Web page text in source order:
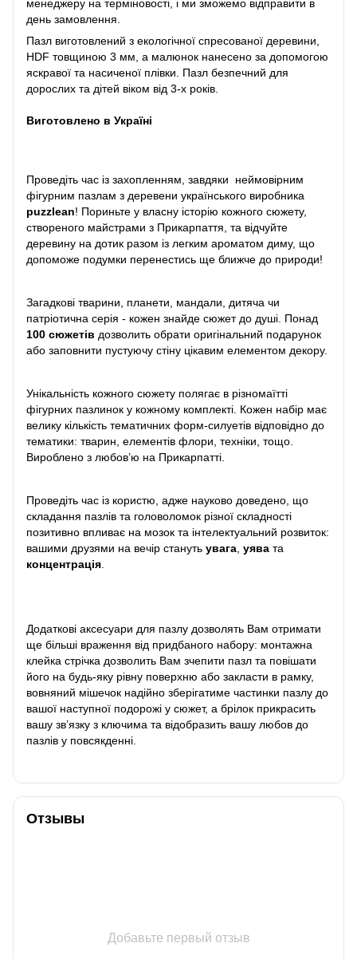
менеджеру на терміновості, і ми зможемо відправити в
день замовлення.
Пазл виготовлений з екологічної спресованої деревини,
HDF товщиною 3 мм, а малюнок нанесено за допомогою
яскравої та насиченої плівки. Пазл безпечний для
дорослих та дітей віком від 3-х років.
Виготовлено в Україні
Проведіть час із захопленням, завдяки неймовірним
фігурним пазлам з деревени українського виробника
puzzlean! Пориньте у власну історію кожного сюжету,
створеного майстрами з Прикарпаття, та відчуйте
деревину на дотик разом із легким ароматом диму, що
допоможе подумки перенестись ще ближче до природи!
Загадкові тварини, планети, мандали, дитяча чи
патріотична серія - кожен знайде сюжет до душі. Понад
100 сюжетів дозволить обрати оригінальний подарунок
або заповнити пустуючу стіну цікавим елементом декору.
Унікальність кожного сюжету полягає в різномаїтті
фігурних пазлинок у кожному комплекті. Кожен набір має
велику кількість тематичних форм-силуетів відповідно до
тематики: тварин, елементів флори, техніки, тощо.
Вироблено з любов’ю на Прикарпатті.
Проведіть час із користю, адже науково доведено, що
складання пазлів та головоломок різної складності
позитивно впливає на мозок та інтелектуальний розвиток:
вашими друзями на вечір стануть увага уява та
концентрація
Додаткові аксесуари для пазлу дозволять Вам отримати
ще більші враження від придбаного набору: монтажна
клейка стрічка дозволить Вам зчепити пазл та повішати
його на будь-яку рівну поверхню або закласти в рамку,
вовняний мішечок надійно зберігатиме частинки пазлу до
вашої наступної подорожі у сюжет, а брілок прикрасить
вашу зв’язку з ключима та відобразить вашу любов до
пазлів у повсякденні.
Отзывы
Добавьте первый отзыв